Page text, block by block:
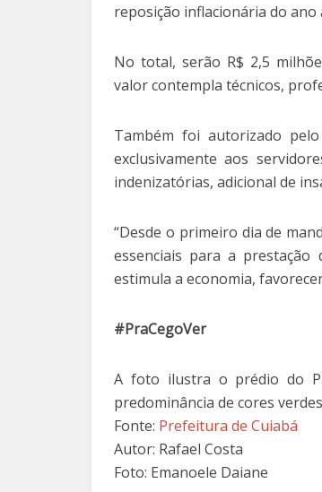
reposição inflacionária do ano
No total, serão R$ 2,5
valor contempla técnicos,
Também foi autorizado
exclusivamente aos
indenizatórias, adicional de
“Desde o primeiro dia de
essenciais para a prestação
estimula a economia,
#PraCegoVer
A foto ilustra o prédio do
predominância de cores
Fonte: Prefeitura de Cuiabá
Autor: Rafael Costa
Foto: Emanoele Daiane